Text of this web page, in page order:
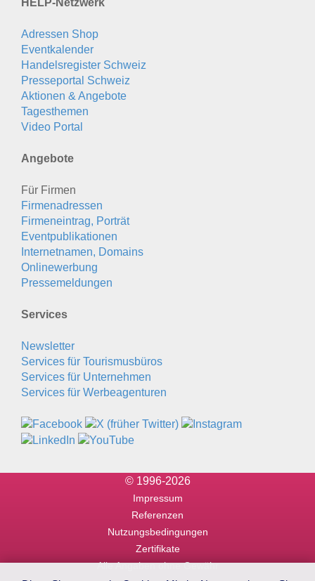
HELP-Netzwerk
Adressen Shop
Eventkalender
Handelsregister Schweiz
Presseportal Schweiz
Aktionen & Angebote
Tagesthemen
Video Portal
Angebote
Für Firmen
Firmenadressen
Firmeneintrag, Porträt
Eventpublikationen
Internetnamen, Domains
Onlinewerbung
Pressemeldungen
Services
Newsletter
Services für Tourismusbüros
Services für Unternehmen
Services für Werbeagenturen
© 1996-2026
Impressum
Referenzen
Nutzungsbedingungen
Zertifikate
Alle Angaben ohne Gewähr